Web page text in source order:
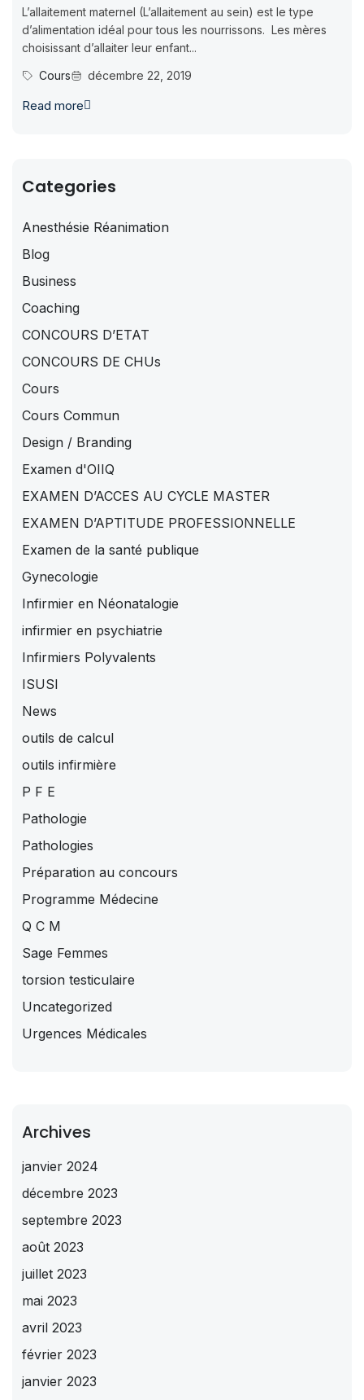
L’allaitement maternel (L’allaitement au sein) est le type
d’alimentation idéal pour tous les nourrissons. Les mères
choisissant d’allaiter leur enfant...
Cours
décembre 22, 2019
Read more
Categories
Anesthésie Réanimation
Blog
Business
Coaching
CONCOURS D’ETAT
CONCOURS DE CHUs
Cours
Cours Commun
Design / Branding
Examen d'OIIQ
EXAMEN D’ACCES AU CYCLE MASTER
EXAMEN D’APTITUDE PROFESSIONNELLE
Examen de la santé publique
Gynecologie
Infirmier en Néonatalogie
infirmier en psychiatrie
Infirmiers Polyvalents
ISUSI
News
outils de calcul
outils infirmière
P F E
Pathologie
Pathologies
Préparation au concours
Programme Médecine
Q C M
Sage Femmes
torsion testiculaire
Uncategorized
Urgences Médicales
Archives
janvier 2024
décembre 2023
septembre 2023
août 2023
juillet 2023
mai 2023
avril 2023
février 2023
janvier 2023